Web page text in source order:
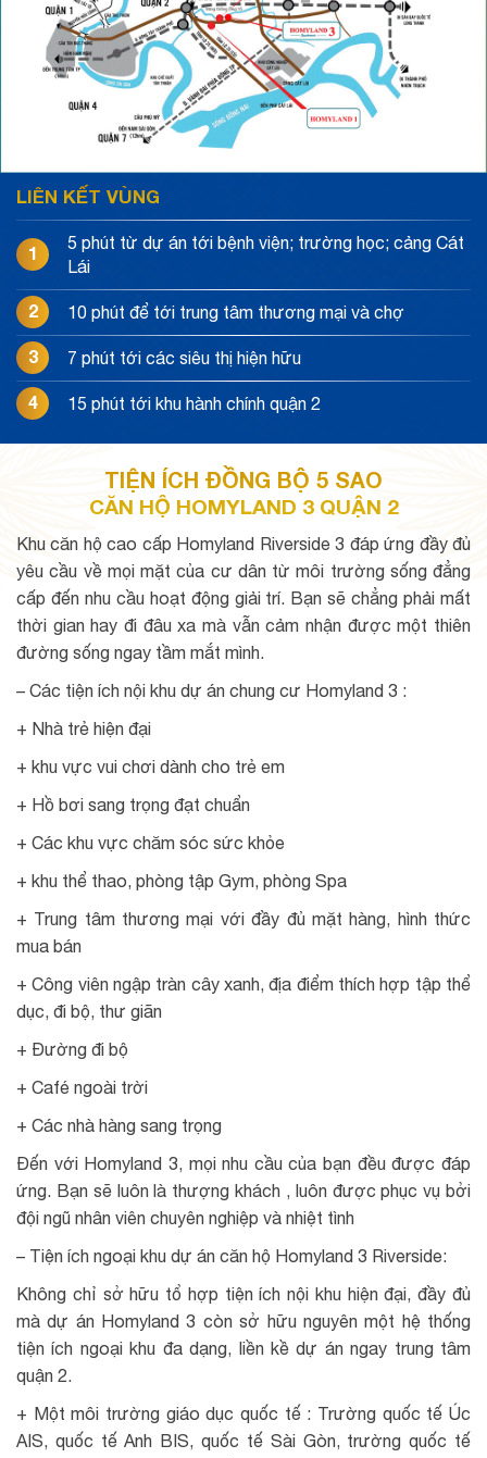
LIÊN KẾT VÙNG
1
5 phút từ dự án tới bệnh viện; trường học; cảng Cát
Lái
2 10 phút để tới trung tâm thương mại và chợ
3 7 phút tới các siêu thị hiện hữu
4 15 phút tới khu hành chính quận 2
TIỆN ÍCH ĐỒNG BỘ 5 SAO
CĂN HỘ HOMYLAND 3 QUẬN 2
Khu căn hộ cao cấp Homyland Riverside 3 đáp ứng đầy đủ
yêu cầu về mọi mặt của cư dân từ môi trường sống đẳng
cấp đến nhu cầu hoạt động giải trí. Bạn sẽ chẳng phải mất
thời gian hay đi đâu xa mà vẫn cảm nhận được một thiên
đường sống ngay tầm mắt mình.
– Các tiện ích nội khu dự án chung cư Homyland 3 :
+ Nhà trẻ hiện đại
+ khu vực vui chơi dành cho trẻ em
+ Hồ bơi sang trọng đạt chuẩn
+ Các khu vực chăm sóc sức khỏe
+ khu thể thao, phòng tập Gym, phòng Spa
+ Trung tâm thương mại với đầy đủ mặt hàng, hình thức
mua bán
+ Công viên ngập tràn cây xanh, địa điểm thích hợp tập thể
dục, đi bộ, thư giãn
+ Đường đi bộ
+ Café ngoài trời
+ Các nhà hàng sang trọng
Đến với Homyland 3, mọi nhu cầu của bạn đều được đáp
ứng. Bạn sẽ luôn là thượng khách , luôn được phục vụ bởi
đội ngũ nhân viên chuyên nghiệp và nhiệt tình
– Tiện ích ngoại khu dự án căn hộ Homyland 3 Riverside:
Không chỉ sở hữu tổ hợp tiện ích nội khu hiện đại, đầy đủ
mà dự án Homyland 3 còn sở hữu nguyên một hệ thống
tiện ích ngoại khu đa dạng, liền kề dự án ngay trung tâm
quận 2.
+ Một môi trường giáo dục quốc tế : Trường quốc tế Úc
AIS, quốc tế Anh BIS, quốc tế Sài Gòn, trường quốc tế